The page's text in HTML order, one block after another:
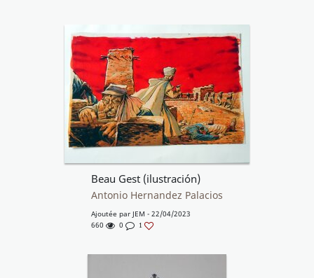
Beau Gest (ilustración)
Antonio Hernandez Palacios
Ajoutée par JEM - 22/04/2023
660
0 1